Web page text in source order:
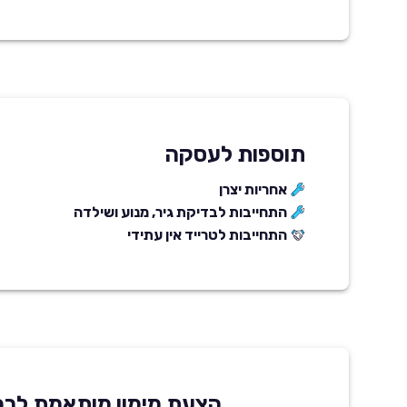
תוספות לעסקה
אחריות יצרן
התחייבות לבדיקת גיר, מנוע ושילדה
התחייבות לטרייד אין עתידי